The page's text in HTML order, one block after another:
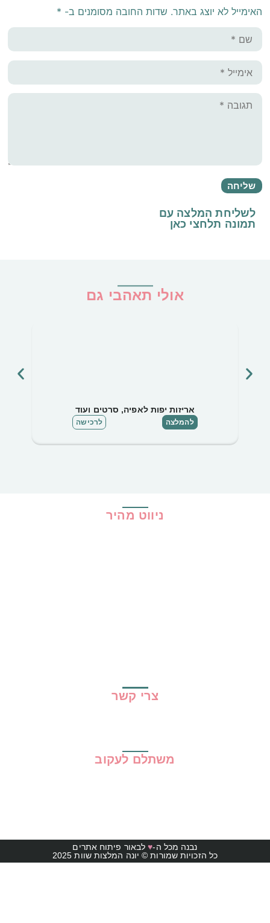
האימייל לא יוצג באתר. שדות החובה מסומנים ב- *
לשליחת המלצה עם
תמונה תלחצי כאן
אולי תאהבי גם
אריזות יפות לאפיה, סרטים ועוד
להמלצה לרכישה
ניווט מהיר
צרי קשר
משתלם לעקוב
נבנה מכל ה-♥לבאור פיתוח אתרים
כל הזכויות שמורות © יונה המלצות שוות 2025